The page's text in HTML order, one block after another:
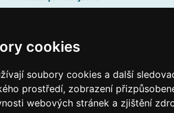
cookies
soubory cookies a další
prostředí, zobrazení
webových stránek a zjištění
(více informací
Elektronická podatelna:
posta@msmtgov cz